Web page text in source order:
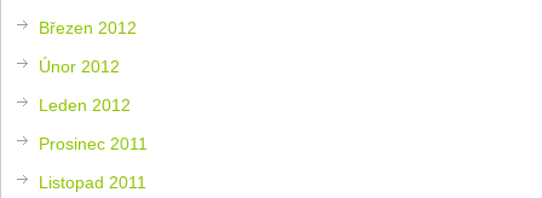
Březen 2012
Únor 2012
Leden 2012
Prosinec 2011
Listopad 2011